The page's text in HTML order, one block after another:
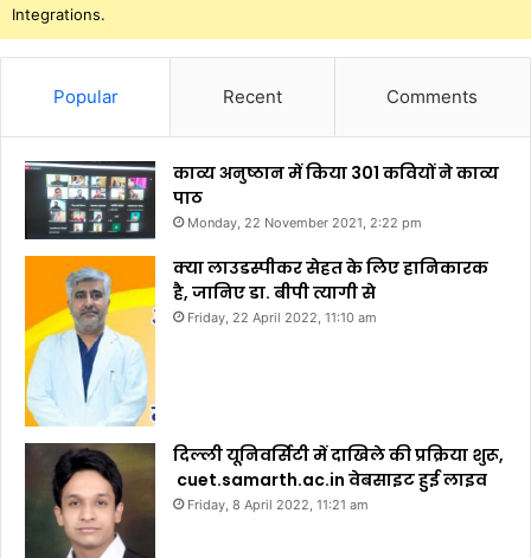
Integrations.
Popular Recent Comments
काव्य अनुष्ठान में किया 301 कवियों ने काव्य
पाठ
Monday, 22 November 2021, 2:22 pm
क्या लाउडस्पीकर सेहत के लिए हानिकारक
है, जानिए डा. बीपी त्यागी से
Friday, 22 April 2022, 11:10 am
दिल्ली यूनिवर्सिटी में दाखिले की प्रक्रिया शुरू,
cuet.samarth.ac.in वेबसाइट हुई लाइव
Friday, 8 April 2022, 11:21 am